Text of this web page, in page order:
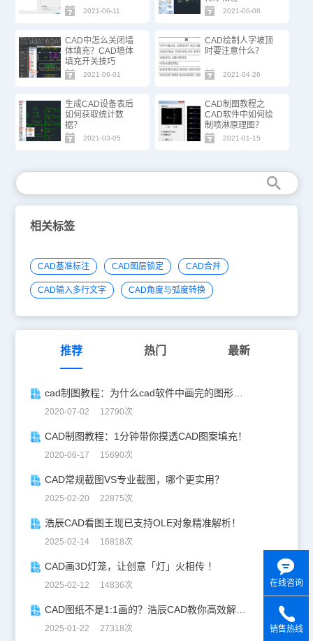
2021-06-11 2021-06-08
CAD中怎么关闭墙
体填充？CAD墙体
填充开关技巧
2021-06-01
CAD绘制人字坡顶
时要注意什么？
2021-04-26
生成CAD设备表后
如何获取统计数
据？
2021-03-05
CAD制图教程之
CAD软件中如何绘
制喷淋原理图？
2021-01-15
相关标签
CAD基准标注 CAD图层锁定 CAD合并
CAD输入多行文字 CAD角度与弧度转换
推荐 热门 最新
cad制图教程：为什么cad软件中画完的图形看不到？
2020-07-02 12790次
CAD制图教程：1分钟带你摸透CAD图案填充！
2020-06-17 15690次
CAD常规截图VS专业截图，哪个更实用？
2025-02-20 22875次
浩辰CAD看图王现已支持OLE对象精准解析！
2025-02-14 16818次
CAD画3D灯笼，让创意「灯」火相传 ！
2025-02-12 14836次
CAD图纸不是1:1画的？浩辰CAD教你高效解决！
2025-01-22 27318次
在线咨询
销售热线